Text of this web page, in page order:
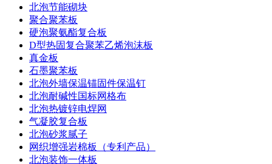
北泡节能砌块
聚合聚苯板
硬泡聚氨酯复合板
D型热固复合聚苯乙烯泡沫板
真金板
石墨聚苯板
北泡外墙保温锚固件保温钉
北泡耐碱性国标网格布
北泡热镀锌电焊网
气凝胶复合板
北泡砂浆腻子
网织增强岩棉板（专利产品）
北泡装饰一体板